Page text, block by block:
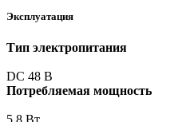
Эксплуатация
Тип электропитания
DC 48 В
Потребляемая мощность